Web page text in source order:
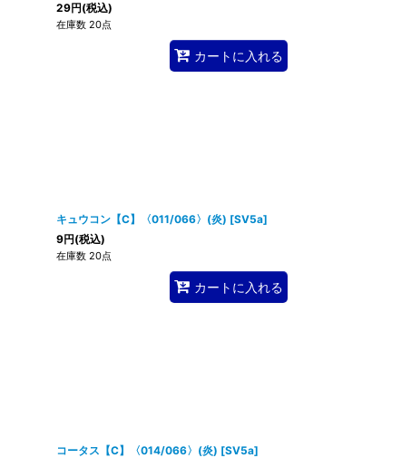
29円(税込)
在庫数 20点
カートに入れる
キュウコン【C】〈011/066〉(炎) [SV5a]
9円(税込)
在庫数 20点
カートに入れる
コータス【C】〈014/066〉(炎) [SV5a]